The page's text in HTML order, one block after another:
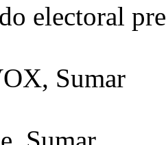
electoral
Sumar